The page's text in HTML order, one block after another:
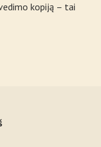
kopiją – tai